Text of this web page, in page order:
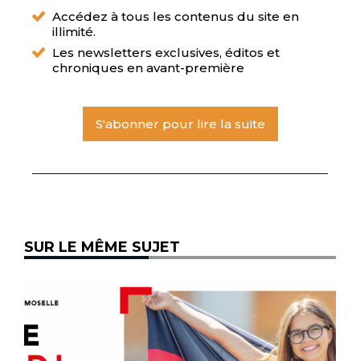
Accédez à tous les contenus du site en
illimité.
Les newsletters exclusives, éditos et
chroniques en avant-première
S'abonner pour lire la suite
SUR LE MÊME SUJET